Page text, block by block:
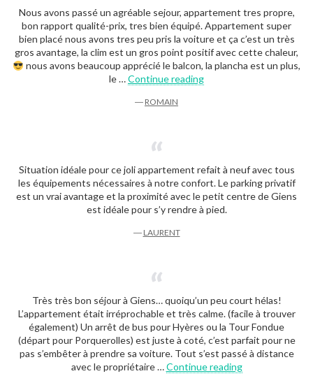
Nous avons passé un agréable sejour, appartement tres propre,
bon rapport qualité-prix, tres bien équipé. Appartement super
bien placé nous avons tres peu pris la voiture et ça c’est un très
gros avantage, la clim est un gros point positif avec cette chaleur,
nous avons beaucoup apprécié le balcon, la plancha est un plus,
le …Continue reading“Romain”
― ROMAIN
Situation idéale pour ce joli appartement refait à neuf avec tous
les équipements nécessaires à notre confort. Le parking privatif
est un vrai avantage et la proximité avec le petit centre de Giens
est idéale pour s’y rendre à pied.
― LAURENT
Très très bon séjour à Giens… quoiqu’un peu court hélas!
L’appartement était irréprochable et très calme. (facile à trouver
également) Un arrêt de bus pour Hyères ou la Tour Fondue
(départ pour Porquerolles) est juste à coté, c’est parfait pour ne
pas s’embêter à prendre sa voiture. Tout s’est passé à distance
avec le propriétaire …Continue reading“Didier”